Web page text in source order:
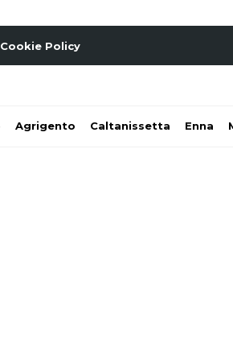
Cookie Policy
Agrigento Caltanissetta Enna